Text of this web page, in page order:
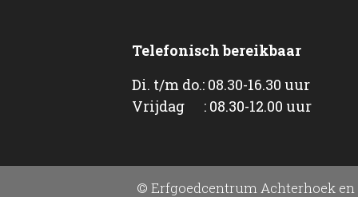
Telefonisch bereikbaar
Di. t/m do.: 08.30-16.30 uur
Vrijdag : 08.30-12.00 uur
© Erfgoedcentrum Achterhoek en